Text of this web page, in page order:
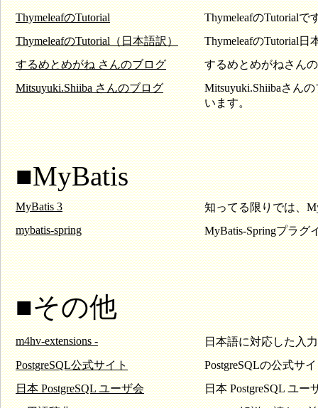
ThymeleafのTutorial
ThymeleafのTutorialで
ThymeleafのTutorial（日本語訳）
ThymeleafのTutorial
するめとめがね さんのブログ
するめとめがねさん
Mitsuyuki.Shiiba さんのブログ
Mitsuyuki.Shiibaさん
います。
■MyBatis
MyBatis 3
知ってる限りでは、
mybatis-spring
MyBatis-Springプラグ
■その他
m4hv-extensions -
日本語に対応した入
PostgreSQL公式サイト
PostgreSQLの公式サ
日本 PostgreSQL ユーザ会
日本 PostgreSQL ユ